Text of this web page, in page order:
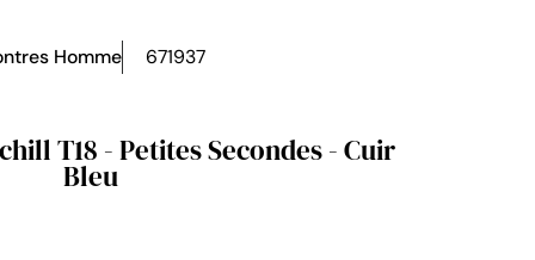
Homme 671937
T18 - Petites Secondes - Cuir
Bleu